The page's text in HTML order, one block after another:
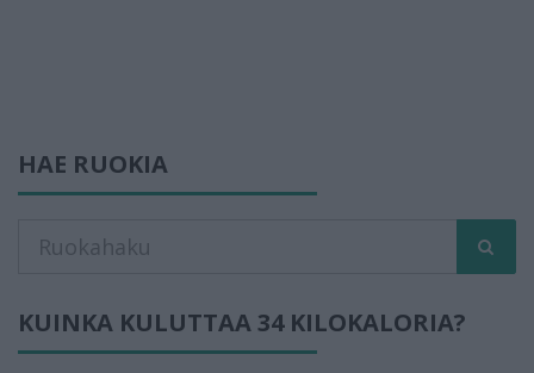
HAE RUOKIA
KUINKA KULUTTAA 34 KILOKALORIA?